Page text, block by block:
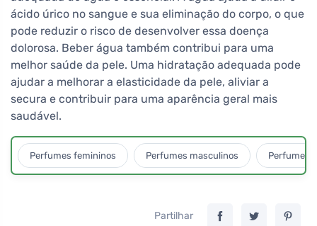
ácido úrico no sangue e sua eliminação do corpo, o que
pode reduzir o risco de desenvolver essa doença
dolorosa. Beber água também contribui para uma
melhor saúde da pele. Uma hidratação adequada pode
ajudar a melhorar a elasticidade da pele, aliviar a
secura e contribuir para uma aparência geral mais
saudável.
Perfumes femininos Perfumes masculinos Perfumes
Partilhar